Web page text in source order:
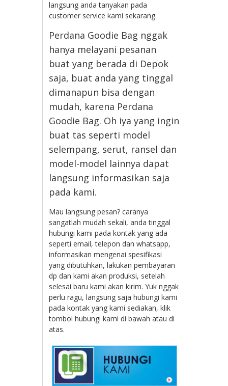
langsung anda tanyakan pada
customer service kami sekarang.
Perdana Goodie Bag nggak
hanya melayani pesanan
buat yang berada di Depok
saja, buat anda yang tinggal
dimanapun bisa dengan
mudah, karena Perdana
Goodie Bag. Oh iya yang ingin
buat tas seperti model
selempang, serut, ransel dan
model-model lainnya dapat
langsung informasikan saja
pada kami.
Mau langsung pesan? caranya
sangatlah mudah sekali, anda tinggal
hubungi kami pada kontak yang ada
seperti email, telepon dan whatsapp,
informasikan mengenai spesifikasi
yang dibutuhkan, lakukan pembayaran
dp dan kami akan produksi, setelah
selesai baru kami akan kirim. Yuk nggak
perlu ragu, langsung saja hubungi kami
pada kontak yang kami sediakan, klik
tombol hubungi kami di bawah atau di
atas.